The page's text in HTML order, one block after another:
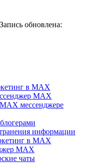
Запись обновлена:
в MAX
MAX
мессенджере
информации
в MAX
MAX
чаты